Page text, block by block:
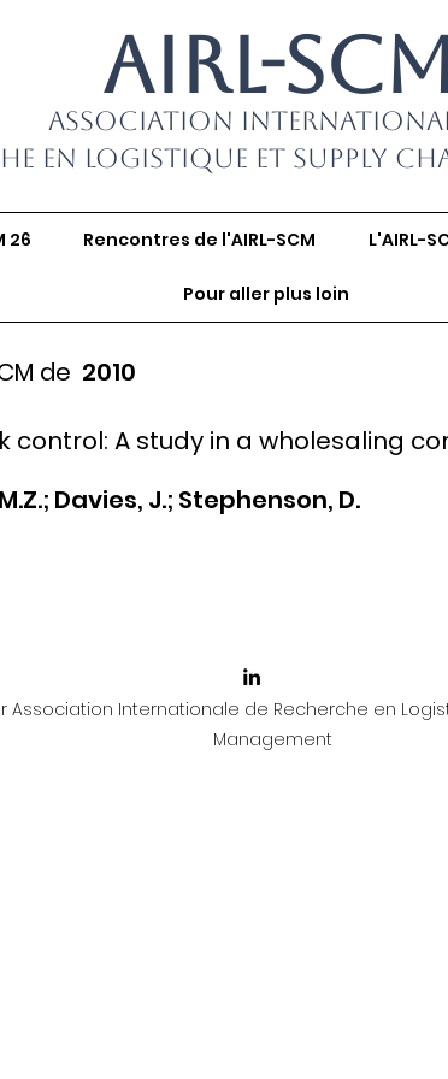
AIRL-SCM
Association
en Logistique et Supply
26 Rencontres de l'AIRL-SCM L'AIRL-
Pour aller plus loin
de 2010
control: A study in a wholesaling
Davies, J.; Stephenson, D.
Association Internationale de Recherche en
Management